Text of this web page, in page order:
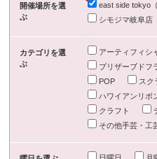
開催場所を選
ぶ
east side tokyo
シモジマ岐阜店
カテゴリを選
ぶ
アーティフィシ
プリザーブドフ
POP
スク
ハワイアンリボ
クラフト
その他手芸・工